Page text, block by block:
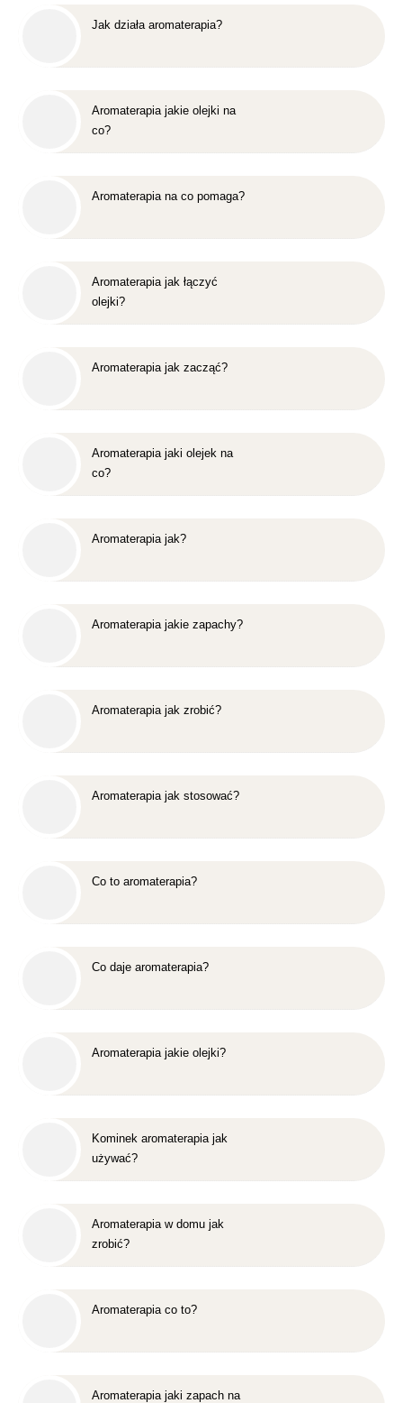
Jak działa aromaterapia?
Aromaterapia jakie olejki na
co?
Aromaterapia na co pomaga?
Aromaterapia jak łączyć
olejki?
Aromaterapia jak zacząć?
Aromaterapia jaki olejek na
co?
Aromaterapia jak?
Aromaterapia jakie zapachy?
Aromaterapia jak zrobić?
Aromaterapia jak stosować?
Co to aromaterapia?
Co daje aromaterapia?
Aromaterapia jakie olejki?
Kominek aromaterapia jak
używać?
Aromaterapia w domu jak
zrobić?
Aromaterapia co to?
Aromaterapia jaki zapach na